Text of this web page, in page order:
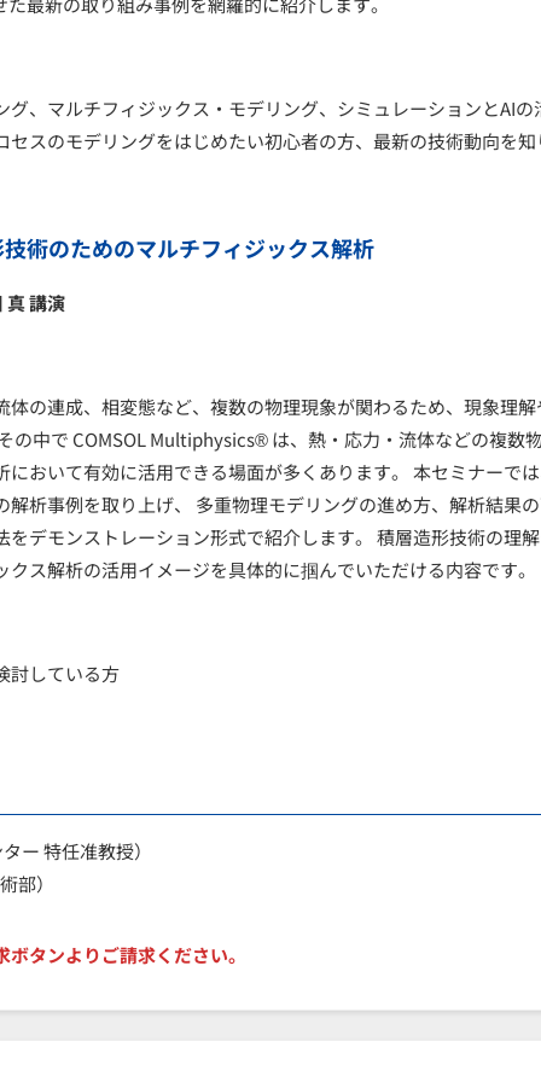
、マルチフィジックス・モデリング、シミュレーションとAIの
スのモデリングをはじめたい初心者の方、最新の技術動向を知
術のためのマルチフィジックス解析
真講演
の連成、相変態など、複数の物理現象が関わるため、現象理解
の中で COMSOL Multiphysics® は、熱・応力・流体などの複数
おいて有効に活用できる場面が多くあります。 本セミナーで
析事例を取り上げ、 多重物理モデリングの進め方、解析結果
デモンストレーション形式で紹介します。 積層造形技術の理
ス解析の活用イメージを具体的に掴んでいただける内容です。
討している方
ー 特任准教授）
部）
タンよりご請求ください。